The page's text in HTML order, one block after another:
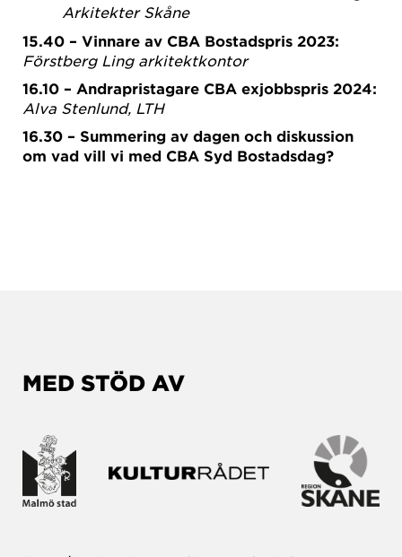
Arkitekter Skåne
15.40 – Vinnare av CBA Bostadspris 2023:
Förstberg Ling arkitektkontor
16.10 – Andrapristagare CBA exjobbspris 2024:
Alva Stenlund, LTH
16.30 – Summering av dagen och diskussion
om vad vill vi med CBA Syd Bostadsdag?
MED STÖD AV